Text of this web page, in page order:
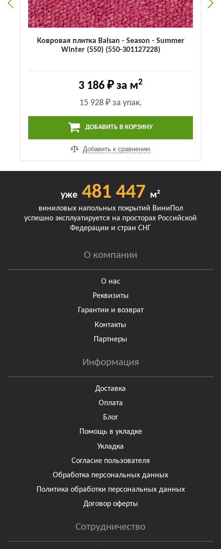
Ковровая плитка Balsan - Season - Summer
Winter (550) (550-301127228)
3 186 ₽ за м2
15 928 ₽за упак.
ДОБАВИТЬ В КОРЗИНУ
Добавить к сравнению
уже 481 447 м²
виниловых напольных покрытий ВиниПол
успешно эксплуатируется на просторах Российской
Федерации и стран СНГ
О компании
О нас
Реквизиты
Гарантии и возврат
Контакты
Партнеры
Информация
Доставка
Оплата
Блог
Помощь в укладке
Укладка
Согласие пользователя
Обработка персональных данных
Политика обработки персональных данных
Договор оферты
Сотрудничество